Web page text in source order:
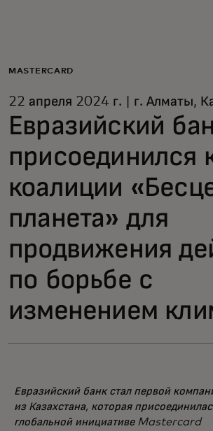
Для бизнеса
Для всего мира
Для новаторов
Новости и тренды
MASTERCARD
22 апреля 2024 г. | г. Алматы,
Евразийский
присоединился
коалиции
планета» для
продвижения
по борьбе с
изменением
Евразийский банк стал первой
из Казахстана, которая
глобальной инициативе Mastercard